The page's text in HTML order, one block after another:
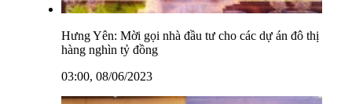
Hưng Yên: Mời gọi nhà đầu tư cho các dự án đô thị
hàng nghìn tỷ đồng
03:00, 08/06/2023